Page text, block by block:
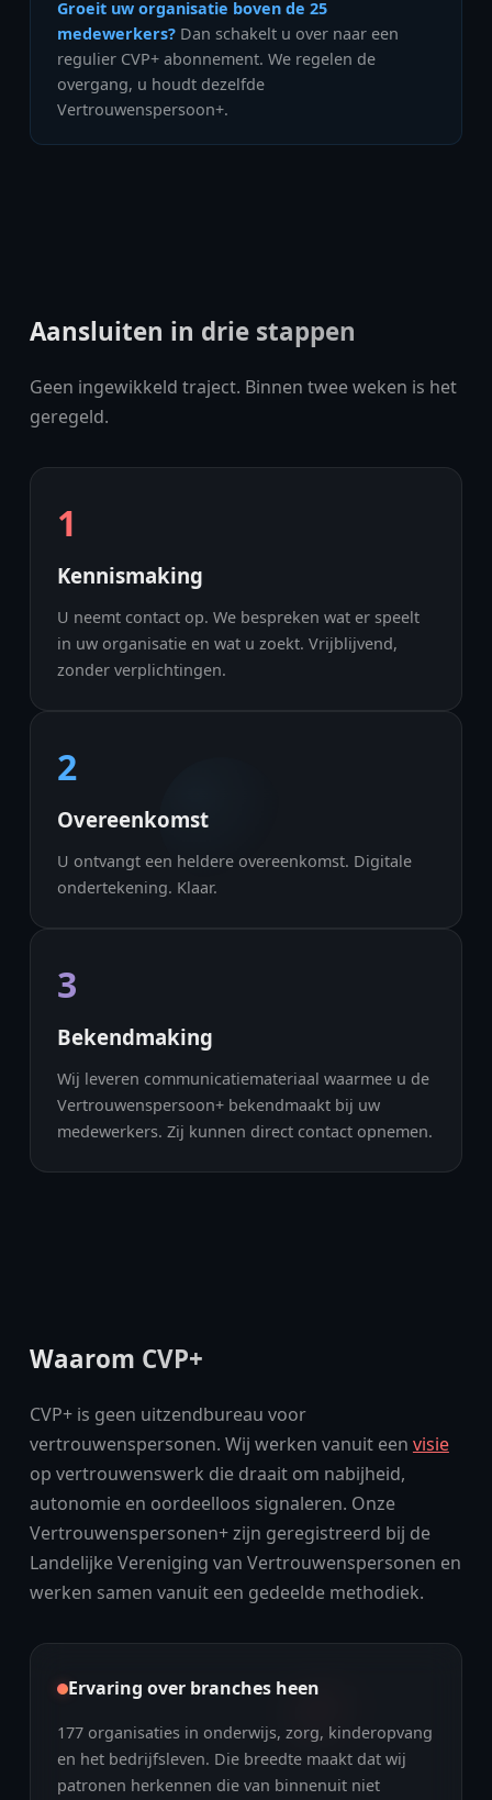
Groeit uw organisatie boven de 25
medewerkers?Dan schakelt u over naar een
regulier CVP+ abonnement. We regelen de
overgang, u houdt dezelfde
Vertrouwenspersoon+.
Aansluiten in drie stappen
Geen ingewikkeld traject. Binnen twee weken is het
geregeld.
1
Kennismaking
U neemt contact op. We bespreken wat er speelt
in uw organisatie en wat u zoekt. Vrijblijvend,
zonder verplichtingen.
2
Overeenkomst
U ontvangt een heldere overeenkomst. Digitale
ondertekening. Klaar.
3
Bekendmaking
Wij leveren communicatiemateriaal waarmee u de
Vertrouwenspersoon+ bekendmaakt bij uw
medewerkers. Zij kunnen direct contact opnemen.
Waarom CVP+
CVP+ is geen uitzendbureau voor
vertrouwenspersonen. Wij werken vanuit een visie
op vertrouwenswerk die draait om nabijheid,
autonomie en oordeelloos signaleren. Onze
Vertrouwenspersonen+ zijn geregistreerd bij de
Landelijke Vereniging van Vertrouwenspersonen en
werken samen vanuit een gedeelde methodiek.
Ervaring over branches heen
177organisaties in onderwijs, zorg, kinderopvang
en het bedrijfsleven. Die breedte maakt dat wij
patronen herkennen die van binnenuit niet